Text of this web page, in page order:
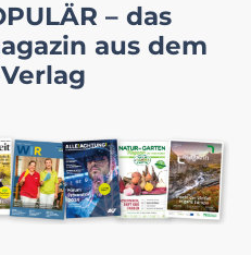
– das
aus dem